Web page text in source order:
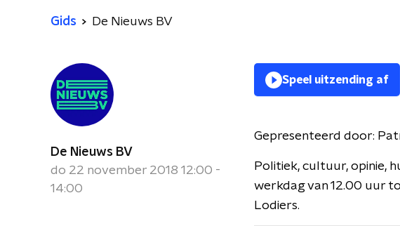
Gids De Nieuws BV
De Nieuws BV
do 22 november 2018 12:00 -
14:00
Speel uitzending af
Gepresenteerd door:
Politiek, cultuur, opinie,
werkdag van 12.00 uur
Lodiers.